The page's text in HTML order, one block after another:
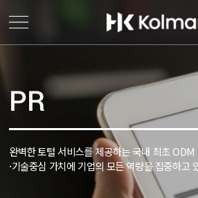
PR
완벽한 토털 서비스를 제공하는 국내 최초
·기술중심 가치에 기업의 모든 역량을 집중하고